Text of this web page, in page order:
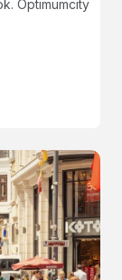
Optimumcity